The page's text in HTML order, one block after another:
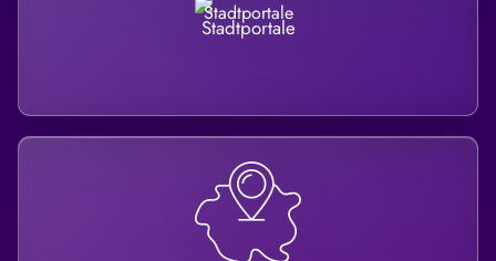
Stadtportale